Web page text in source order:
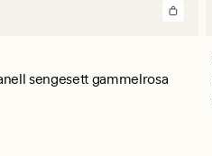
sengesett gammelrosa